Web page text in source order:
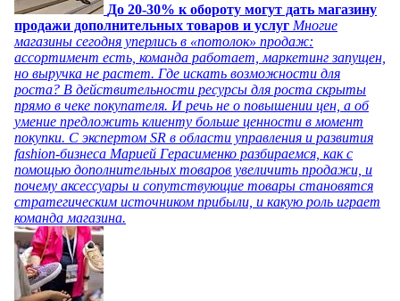
До 20-30% к обороту могут дать магазину
продажи дополнительных товаров и услуг Многие
магазины сегодня уперлись в «потолок» продаж:
ассортимент есть, команда работает, маркетинг запущен,
но выручка не растет. Где искать возможности для
роста? В действительности ресурсы для роста скрыты
прямо в чеке покупателя. И речь не о повышении цен, а об
умение предложить клиенту больше ценности в момент
покупки. С экспертом SR в области управления и развития
fashion-бизнеса Марией Герасименко разбираемся, как с
помощью дополнительных товаров увеличить продажи, и
почему аксессуары и сопутствующие товары становятся
стратегическим источником прибыли, и какую роль играет
команда магазина.